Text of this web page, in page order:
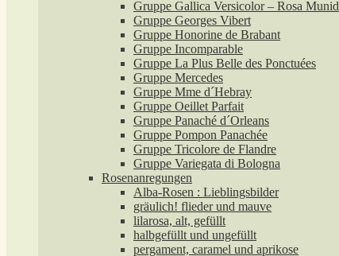
Gruppe Gallica Versicolor – Rosa Munid
Gruppe Georges Vibert
Gruppe Honorine de Brabant
Gruppe Incomparable
Gruppe La Plus Belle des Ponctuées
Gruppe Mercedes
Gruppe Mme d´Hebray
Gruppe Oeillet Parfait
Gruppe Panaché d´Orleans
Gruppe Pompon Panachée
Gruppe Tricolore de Flandre
Gruppe Variegata di Bologna
Rosenanregungen
Alba-Rosen : Lieblingsbilder
gräulich! flieder und mauve
lilarosa, alt, gefüllt
halbgefüllt und ungefüllt
pergament, caramel und aprikose